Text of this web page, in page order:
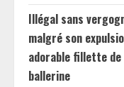
Illégal sans
malgré son
adorable fillette
ballerine